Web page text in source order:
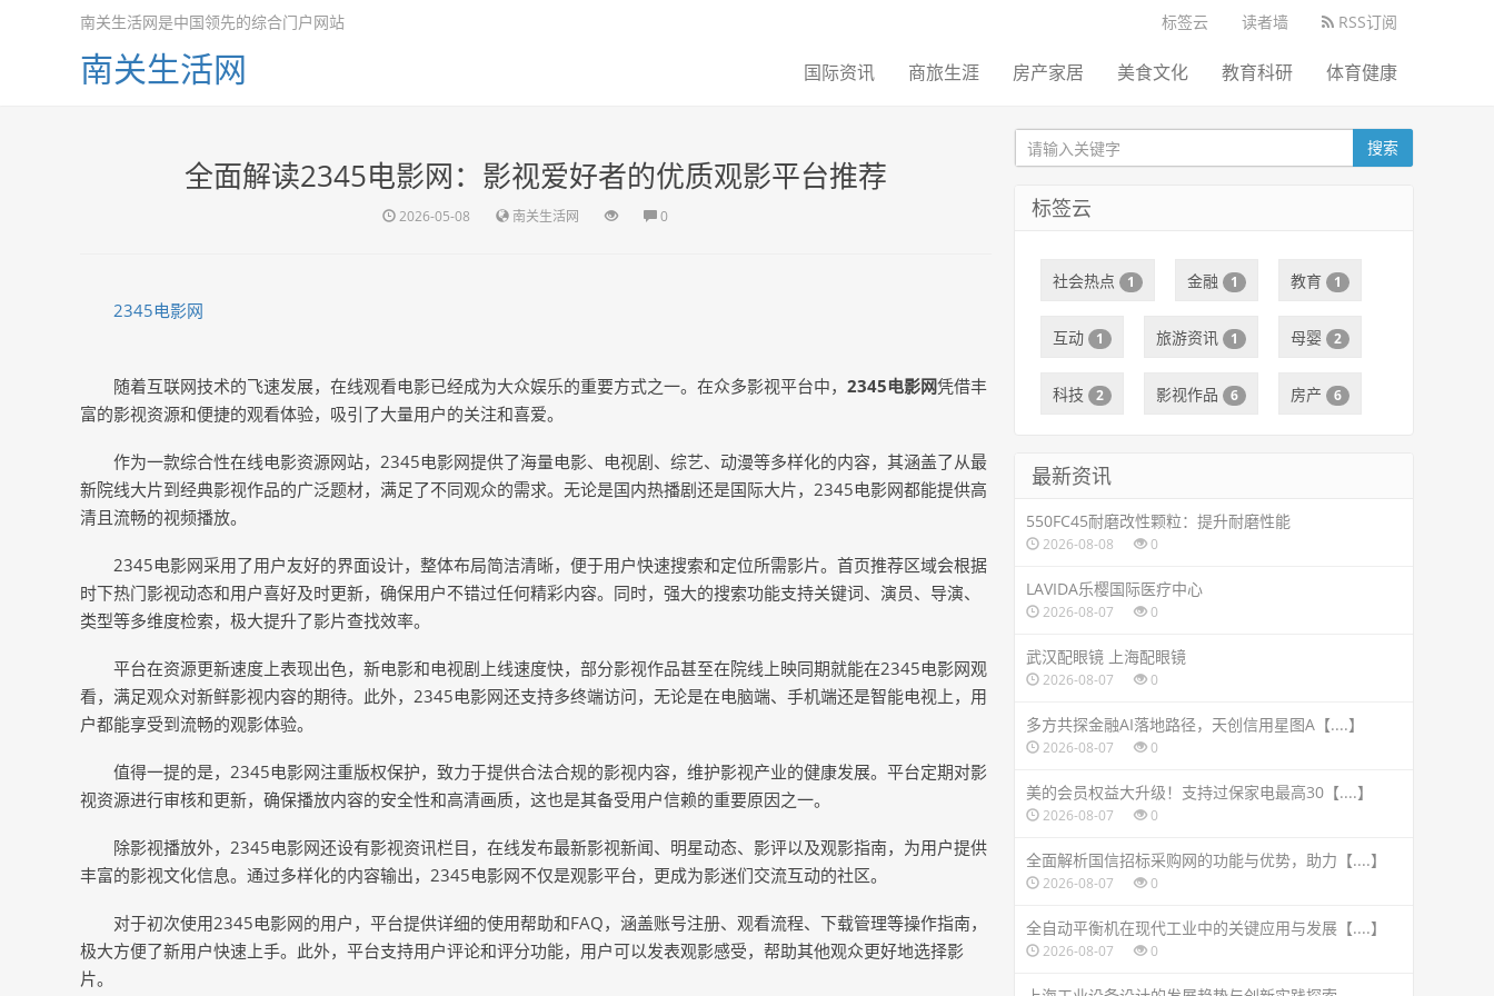
标签云 读者墙 RSS订阅
南关生活网是中国领先的综合门户网站
南关生活网 国际资讯 商旅生涯 房产家居 美食文化 教育科研 体育健康
全面解读2345电影网：影视爱好者的优质观影平台推荐
2026-05-08 南关生活网 0
2345电影网
随着互联网技术的飞速发展，在线观看电影已经成为大众娱乐的重要方式之一。在众多影视平台中， 2345电影网凭借丰
富的影视资源和便捷的观看体验，吸引了大量用户的关注和喜爱。
作为一款综合性在线电影资源网站，2345电影网提供了海量电影、电视剧、综艺、动漫等多样化的内容，其涵盖了从最
新院线大片到经典影视作品的广泛题材，满足了不同观众的需求。无论是国内热播剧还是国际大片，2345电影网都能提供高
清且流畅的视频播放。
2345电影网采用了用户友好的界面设计，整体布局简洁清晰，便于用户快速搜索和定位所需影片。首页推荐区域会根据
时下热门影视动态和用户喜好及时更新，确保用户不错过任何精彩内容。同时，强大的搜索功能支持关键词、演员、导演、
类型等多维度检索，极大提升了影片查找效率。
平台在资源更新速度上表现出色，新电影和电视剧上线速度快，部分影视作品甚至在院线上映同期就能在2345电影网观
看，满足观众对新鲜影视内容的期待。此外，2345电影网还支持多终端访问，无论是在电脑端、手机端还是智能电视上，用
户都能享受到流畅的观影体验。
值得一提的是，2345电影网注重版权保护，致力于提供合法合规的影视内容，维护影视产业的健康发展。平台定期对影
视资源进行审核和更新，确保播放内容的安全性和高清画质，这也是其备受用户信赖的重要原因之一。
除影视播放外，2345电影网还设有影视资讯栏目，在线发布最新影视新闻、明星动态、影评以及观影指南，为用户提供
丰富的影视文化信息。通过多样化的内容输出，2345电影网不仅是观影平台，更成为影迷们交流互动的社区。
对于初次使用2345电影网的用户，平台提供详细的使用帮助和FAQ，涵盖账号注册、观看流程、下载管理等操作指南，
极大方便了新用户快速上手。此外，平台支持用户评论和评分功能，用户可以发表观影感受，帮助其他观众更好地选择影
片。
搜索
标签云
社会热点 1 金融 1 教育 1
互动 1 旅游资讯 1 母婴 2
科技 2 影视作品 6 房产 6
最新资讯
550FC45耐磨改性颗粒：提升耐磨性能
2026-08-08 0
LAVIDA乐樱国际医疗中心
2026-08-07 0
武汉配眼镜 上海配眼镜
2026-08-07 0
多方共探金融AI落地路径，天创信用星图A【....】
2026-08-07 0
美的会员权益大升级！支持过保家电最高30【....】
2026-08-07 0
全面解析国信招标采购网的功能与优势，助力【....】
2026-08-07 0
全自动平衡机在现代工业中的关键应用与发展【....】
2026-08-07 0